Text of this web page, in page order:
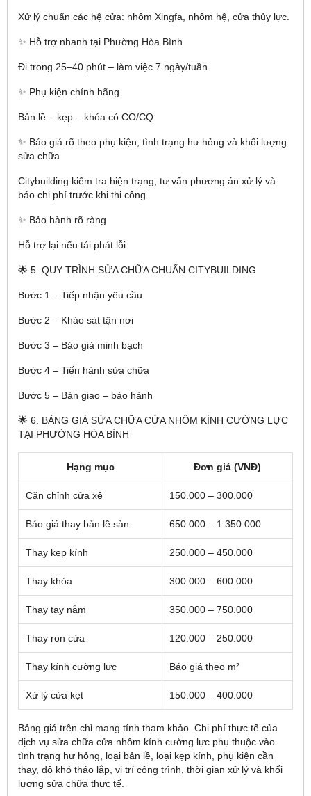
Xử lý chuẩn các hệ cửa: nhôm Xingfa, nhôm hệ, cửa thủy lực.
✨ Hỗ trợ nhanh tại Phường Hòa Bình
Đi trong 25–40 phút – làm việc 7 ngày/tuần.
✨ Phụ kiện chính hãng
Bản lề – kẹp – khóa có CO/CQ.
✨ Báo giá rõ theo phụ kiện, tình trạng hư hỏng và khối lượng
sửa chữa
Citybuilding kiểm tra hiện trạng, tư vấn phương án xử lý và
báo chi phí trước khi thi công.
✨ Bảo hành rõ ràng
Hỗ trợ lại nếu tái phát lỗi.
🌟 5. QUY TRÌNH SỬA CHỮA CHUẨN CITYBUILDING
Bước 1 – Tiếp nhận yêu cầu
Bước 2 – Khảo sát tận nơi
Bước 3 – Báo giá minh bạch
Bước 4 – Tiến hành sửa chữa
Bước 5 – Bàn giao – bảo hành
🌟 6. BẢNG GIÁ SỬA CHỮA CỬA NHÔM KÍNH CƯỜNG LỰC
TẠI PHƯỜNG HÒA BÌNH
Hạng mục Đơn giá (VNĐ)
Căn chỉnh cửa xệ 150.000 – 300.000
Báo giá thay bản lề sàn 650.000 – 1.350.000
Thay kẹp kính 250.000 – 450.000
Thay khóa 300.000 – 600.000
Thay tay nắm 350.000 – 750.000
Thay ron cửa 120.000 – 250.000
Thay kính cường lực Báo giá theo m²
Xử lý cửa kẹt 150.000 – 400.000
Bảng giá trên chỉ mang tính tham khảo. Chi phí thực tế của
dịch vụ sửa chữa cửa nhôm kính cường lực phụ thuộc vào
tình trạng hư hỏng, loại bản lề, loại kẹp kính, phụ kiện cần
thay, độ khó tháo lắp, vị trí công trình, thời gian xử lý và khối
lượng sửa chữa thực tế.